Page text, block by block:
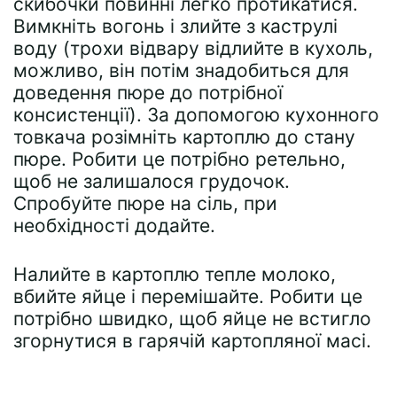
Вимкніть вогонь і злийте з каструлі
воду (трохи відвару відлийте в кухоль,
можливо, він потім знадобиться для
доведення пюре до потрібної
консистенції). За допомогою кухонного
товкача розімніть картоплю до стану
пюре. Робити це потрібно ретельно,
щоб не залишалося грудочок.
Спробуйте пюре на сіль, при
необхідності додайте.
Налийте в картоплю тепле молоко,
вбийте яйце і перемішайте. Робити це
потрібно швидко, щоб яйце не встигло
згорнутися в гарячій картопляної масі.